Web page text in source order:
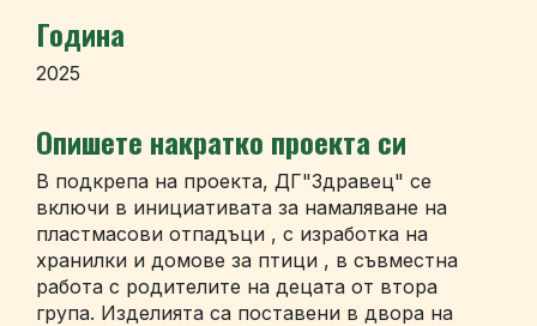
Година
2025
Опишете накратко проекта си
В подкрепа на проекта, ДГ"Здравец" се
включи в инициативата за намаляване на
пластмасови отпадъци , с изработка на
хранилки и домове за птици , в съвместна
работа с родителите на децата от втора
група. Изделията са поставени в двора на